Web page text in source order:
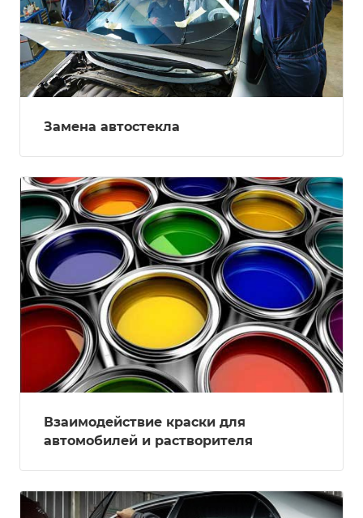
Замена автостекла
Взаимодействие краски для
автомобилей и растворителя